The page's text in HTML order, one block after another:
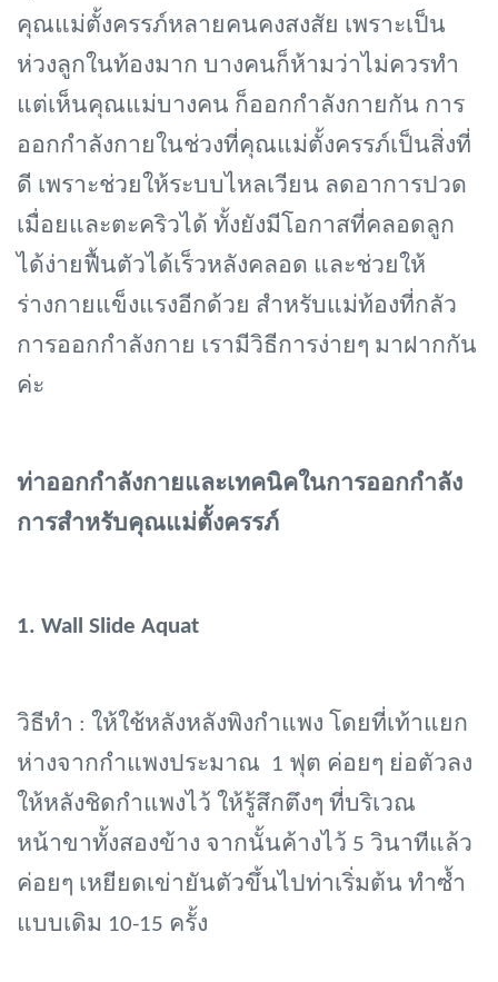
คุณแม่ตั้งครรภ์หลายคนคงสงสัย เพราะเป็น
ห่วงลูกในท้องมาก บางคนก็ห้ามว่าไม่ควรทำ
แต่เห็นคุณแม่บางคน ก็ออกกำลังกายกัน การ
ออกกำลังกายในช่วงที่คุณแม่ตั้งครรภ์เป็นสิ่งที่
ดี เพราะช่วยให้ระบบไหลเวียน ลดอาการปวด
เมื่อยและตะคริวได้ ทั้งยังมีโอกาสที่คลอดลูก
ได้ง่ายฟื้นตัวได้เร็วหลังคลอด และช่วยให้
ร่างกายแข็งแรงอีกด้วย สำหรับแม่ท้องที่กลัว
การออกกำลังกาย เรามีวิธีการง่ายๆ มาฝากกัน
ค่ะ
ท่าออกกำลังกายและเทคนิคในการออกกำลัง
การสำหรับคุณแม่ตั้งครรภ์
1. Wall Slide Aquat
วิธีทำ : ให้ใช้หลังหลังพิงกำแพง โดยที่เท้าแยก
ห่างจากกำแพงประมาณ 1 ฟุต ค่อยๆ ย่อตัวลง
ให้หลังชิดกำแพงไว้ ให้รู้สึกตึงๆ ที่บริเวณ
หน้าขาทั้งสองข้าง จากนั้นค้างไว้ 5 วินาทีแล้ว
ค่อยๆ เหยียดเข่ายันตัวขึ้นไปท่าเริ่มต้น ทำซ้ำ
แบบเดิม 10-15 ครั้ง